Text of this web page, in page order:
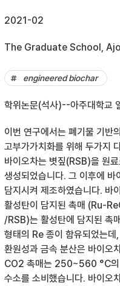
2021-02
The Graduate School,
engineered biochar
학위논문(석사)--아주대학교
이번 연구에서는 폐기물 기반
고부가가치화를 위해 두가지
바이오차는 볏짚(RSB)을 원
생성되었습니다. 그 이후에
담지시켜 제조하였습니다.
활성탄이 담지된 촉매 (Ru-
/RSB)는 활성탄에 담지된 촉
형태의 Re 종이 함유되었는
환원성과 금속 분산은 바이오
CO2 촉매는 250~560 °C의
수소를 소비했습니다. 바이오